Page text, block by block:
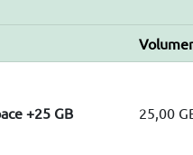
+25 GB 25,00